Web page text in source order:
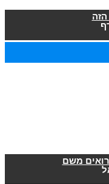
משם